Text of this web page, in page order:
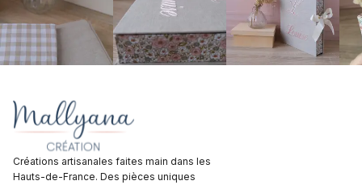
Créations artisanales faites main dans les
Hauts-de-France. Des pièces uniques